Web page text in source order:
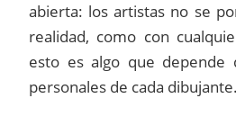
abierta: los artistas no se
realidad, como con
esto es algo que depende
personales de cada dibujante.